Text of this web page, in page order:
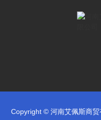
Copyright © 河南艾佩斯商贸